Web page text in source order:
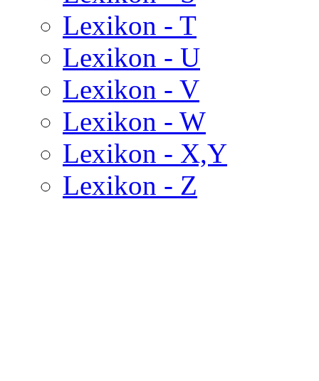
Lexikon - T
Lexikon - U
Lexikon - V
Lexikon - W
Lexikon - X,Y
Lexikon - Z